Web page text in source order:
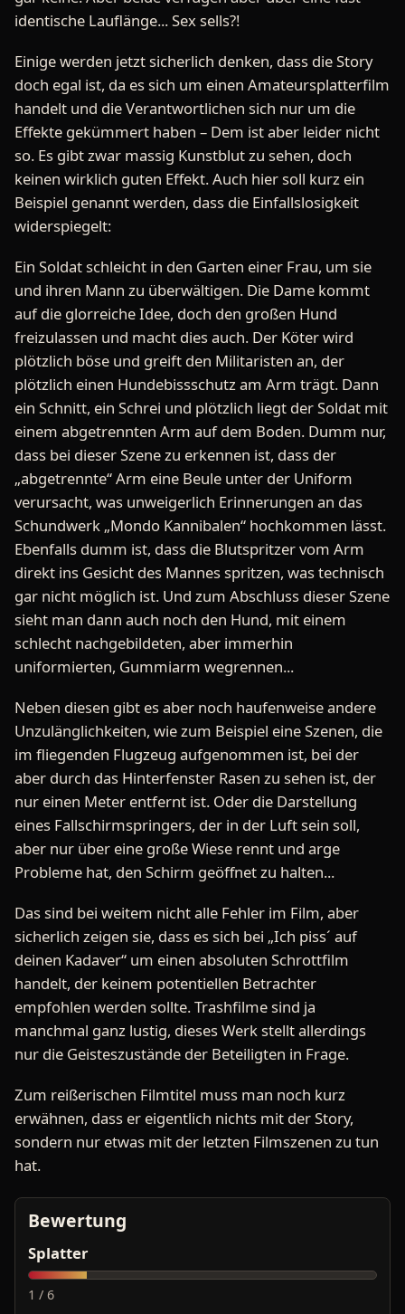
identische Lauflänge... Sex sells?!
Einige werden jetzt sicherlich denken, dass die Story
doch egal ist, da es sich um einen Amateursplatterfilm
handelt und die Verantwortlichen sich nur um die
Effekte gekümmert haben – Dem ist aber leider nicht
so. Es gibt zwar massig Kunstblut zu sehen, doch
keinen wirklich guten Effekt. Auch hier soll kurz ein
Beispiel genannt werden, dass die Einfallslosigkeit
widerspiegelt:
Ein Soldat schleicht in den Garten einer Frau, um sie
und ihren Mann zu überwältigen. Die Dame kommt
auf die glorreiche Idee, doch den großen Hund
freizulassen und macht dies auch. Der Köter wird
plötzlich böse und greift den Militaristen an, der
plötzlich einen Hundebissschutz am Arm trägt. Dann
ein Schnitt, ein Schrei und plötzlich liegt der Soldat mit
einem abgetrennten Arm auf dem Boden. Dumm nur,
dass bei dieser Szene zu erkennen ist, dass der
„abgetrennte“ Arm eine Beule unter der Uniform
verursacht, was unweigerlich Erinnerungen an das
Schundwerk „Mondo Kannibalen“ hochkommen lässt.
Ebenfalls dumm ist, dass die Blutspritzer vom Arm
direkt ins Gesicht des Mannes spritzen, was technisch
gar nicht möglich ist. Und zum Abschluss dieser Szene
sieht man dann auch noch den Hund, mit einem
schlecht nachgebildeten, aber immerhin
uniformierten, Gummiarm wegrennen...
Neben diesen gibt es aber noch haufenweise andere
Unzulänglichkeiten, wie zum Beispiel eine Szenen, die
im fliegenden Flugzeug aufgenommen ist, bei der
aber durch das Hinterfenster Rasen zu sehen ist, der
nur einen Meter entfernt ist. Oder die Darstellung
eines Fallschirmspringers, der in der Luft sein soll,
aber nur über eine große Wiese rennt und arge
Probleme hat, den Schirm geöffnet zu halten...
Das sind bei weitem nicht alle Fehler im Film, aber
sicherlich zeigen sie, dass es sich bei „Ich piss´ auf
deinen Kadaver“ um einen absoluten Schrottfilm
handelt, der keinem potentiellen Betrachter
empfohlen werden sollte. Trashfilme sind ja
manchmal ganz lustig, dieses Werk stellt allerdings
nur die Geisteszustände der Beteiligten in Frage.
Zum reißerischen Filmtitel muss man noch kurz
erwähnen, dass er eigentlich nichts mit der Story,
sondern nur etwas mit der letzten Filmszenen zu tun
hat.
Bewertung
Splatter
1 / 6